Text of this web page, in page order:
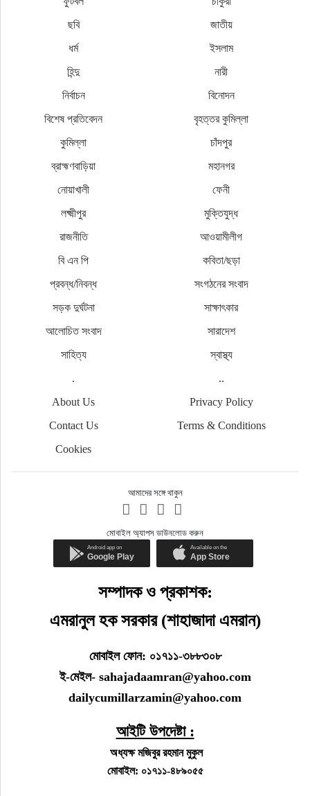
ছবি
জাতীয়
ধর্ম
ইসলাম
হিন্দু
নারী
নির্বাচন
বিনোদন
বিশেষ প্রতিবেদন
বৃহত্তর কুমিল্লা
কুমিল্লা
চাঁদপুর
ব্রাহ্মণবাড়িয়া
মহানগর
নোয়াখালী
ফেনী
লক্ষ্মীপুর
মুক্তিযুদ্ধ
রাজনীতি
আওয়ামীলীগ
বি এন পি
কবিতা/ছড়া
প্রবন্ধ/নিবন্ধ
সংগঠনের সংবাদ
সড়ক দুর্ঘটনা
সাক্ষাৎকার
আলোচিত সংবাদ
সারাদেশ
সাহিত্য
স্বাস্থ্য
.
..
About Us
Privacy Policy
Contact Us
Terms & Conditions
Cookies
আমাদের সঙ্গে থাকুন
মোবাইল অ্যাপস ডাউনলোড করুন
সম্পাদক ও প্রকাশক:
এমরানুল হক সরকার (শাহাজাদা এমরান)
মোবাইল ফোন: ০১৭১১-৩৮৮৩০৮
ই-মেইল- sahajadaamran@yahoo.com
dailycumillarzamin@yahoo.com
আইটি উপদেষ্টা :
অধ্যক্ষ মজিবুর রহমান মুকুল
মোবাইল: ০১৭১১-৪৮৯০৫৫